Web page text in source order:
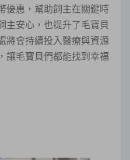
優惠，幫助飼主在關鍵時
主安心，也提升了毛寶貝
將會持續投入醫療與資源
讓毛寶貝們都能找到幸福